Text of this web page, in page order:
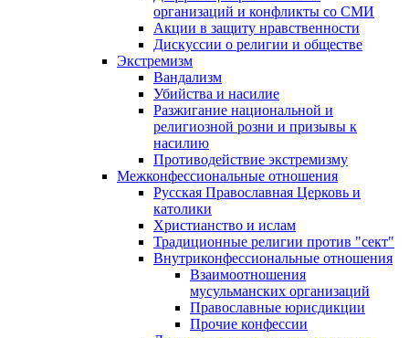
организаций и конфликты со СМИ
Акции в защиту нравственности
Дискуссии о религии и обществе
Экстремизм
Вандализм
Убийства и насилие
Разжигание национальной и
религиозной розни и призывы к
насилию
Противодействие экстремизму
Межконфессиональные отношения
Русская Православная Церковь и
католики
Христианство и ислам
Традиционные религии против "сект"
Внутриконфессиональные отношения
Взаимоотношения
мусульманских организаций
Православные юрисдикции
Прочие конфессии